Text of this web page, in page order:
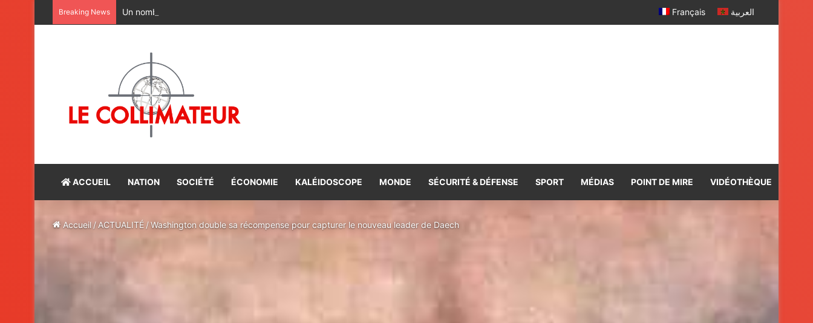
Breaking News Un nombre record de réclamations en 2025, symptôme d’une dégradation de l’accès aux droits Français العربية
ACCUEIL NATION SOCIÉTÉ ÉCONOMIE KALÉIDOSCOPE MONDE SÉCURITÉ & DÉFENSE SPORT MÉDIAS POINT DE MIRE VIDÉOTHÈQUE
Accueil/ ACTUALITÉ /Washington double sa récompense pour capturer le nouveau leader de Daech